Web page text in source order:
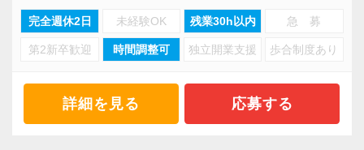
Q. 実際に働いてみてどうですか？
A. さまざまな業務を任せてもらえるので、以前
より成長スピードが上がったと感じています。
Q. 職場の雰囲気は？
当事務所は、創業期や成長期の企業を中心に支
現代では電子化が進んでいることから人も会社
も生産性が求められており、当事務所でもDXを
完全週休2日 未経験OK 残業30h以内 急 募
第2新卒歓迎 時間調整可 独立開業支援 歩合制度あり
詳細を見る 応募する